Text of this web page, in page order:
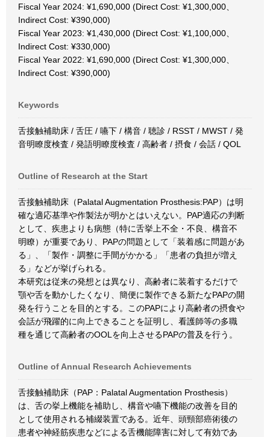
Fiscal Year 2024: ¥1,690,000 (Direct Cost: ¥1,300,000、
Indirect Cost: ¥390,000)
Fiscal Year 2023: ¥1,430,000 (Direct Cost: ¥1,100,000、
Indirect Cost: ¥330,000)
Fiscal Year 2022: ¥1,690,000 (Direct Cost: ¥1,300,000、
Indirect Cost: ¥390,000)
Keywords
舌接触補助床 / 舌圧 / 嚥下 / 構音 / 聴診 / RSST / MWST / 発
音明瞭度検査 / 発語明瞭度検査 / 高齢者 / 摂食 / 会話 / QOL
Outline of Research at the Start
舌接触補助床（Palatal Augmentation Prosthesis:PAP）は明
確な適応基準や作製法が明かとはいえない。PAP適応の判断
として、疾患よりも病態（特に舌挙上不全・不良、構音不
明瞭）が重要であり、PAPの問題として「装着感に問題があ
る」、「製作・調整に手間がかかる」「患者の負担が増え
る」などが挙げられる。
本研究は従来の発想とは異なり、高齢者に装着するだけで
顎や舌を動かしたくなり、簡便に製作できる新たなPAPの開
発を行うことを目的とする。このPAPにより高齢者の摂食や
会話が飛躍的に向上できることを証明し、看護師等の多職
種を通じて高齢者のOOLを向上させるPAPの普及を行う。
Outline of Annual Research Achievements
舌接触補助床（PAP：Palatal Augmentation Prosthesis）
は、舌の挙上機能を補助し、構音や嚥下機能の改善を目的
として使用される補綴装置である。近年、頭頸部癌術後の
患者や神経筋疾患などによる舌機能障害に対して有効であ